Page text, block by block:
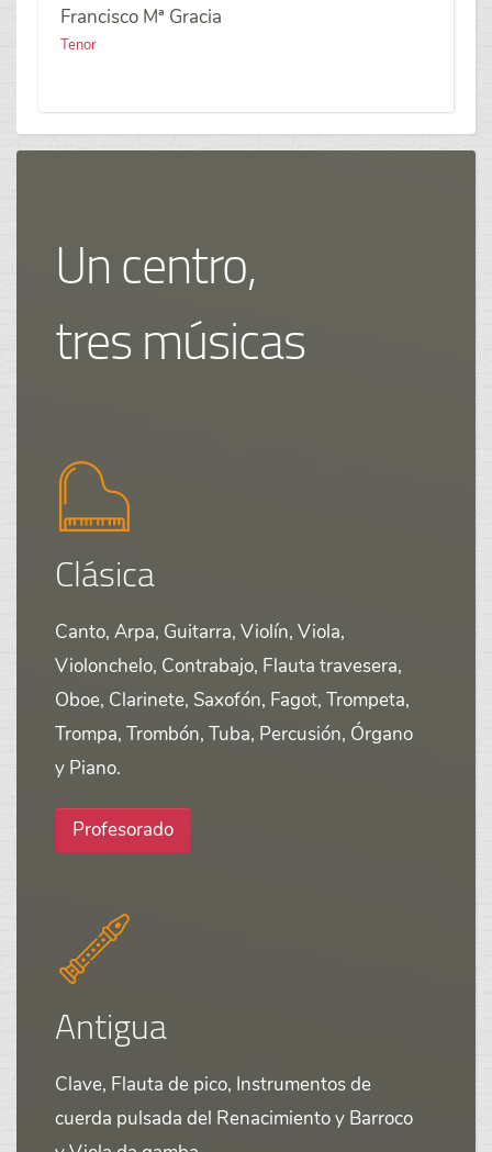
Francisco Mª Gracia
Tenor
Un centro,
tres músicas
Clásica
Canto, Arpa, Guitarra, Violín, Viola,
Violonchelo, Contrabajo, Flauta travesera,
Oboe, Clarinete, Saxofón, Fagot, Trompeta,
Trompa, Trombón, Tuba, Percusión, Órgano
y Piano.
Profesorado
Antigua
Clave, Flauta de pico, Instrumentos de
cuerda pulsada del Renacimiento y Barroco